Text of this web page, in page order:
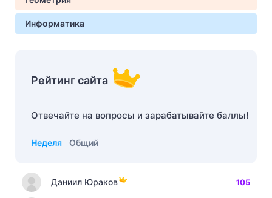
Информатика
Рейтинг сайта
Отвечайте на вопросы и зарабатывайте баллы!
Неделя Общий
Даниил Юраков 105